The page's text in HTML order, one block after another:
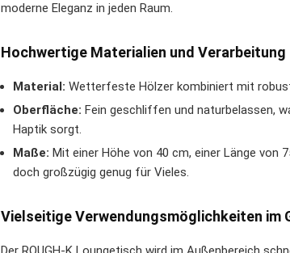
moderne Eleganz in jeden Raum.
Hochwertige Materialien und Verarbeitung
Material: Wetterfeste Hölzer kombiniert mit
Oberfläche: Fein geschliffen und naturbelassen,
Haptik sorgt.
Maße: Mit einer Höhe von 40 cm, einer Länge von
doch großzügig genug für Vieles.
Vielseitige Verwendungsmöglichkeiten im